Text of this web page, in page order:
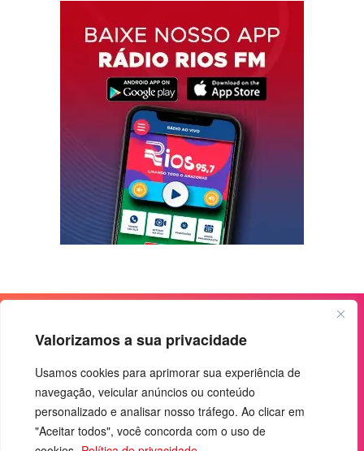
Valorizamos a sua privacidade
Usamos cookies para aprimorar sua experiência de
navegação, veicular anúncios ou conteúdo
personalizado e analisar nosso tráfego. Ao clicar em
"Aceitar todos", você concorda com o uso de